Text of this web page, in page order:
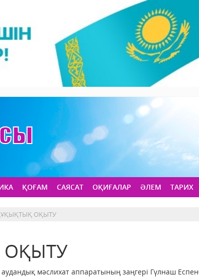
ҚОҒАМ САЯСАТ ОҚИҒАЛАР ӘЛЕМ ТАРИХ
ОҚЫТУ
ОҚЫТУ
мәслихат аппаратының заңгері Гүлнаш